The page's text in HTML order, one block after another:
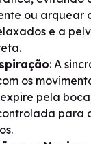
ou arquear
e a
: A
os
pela
para